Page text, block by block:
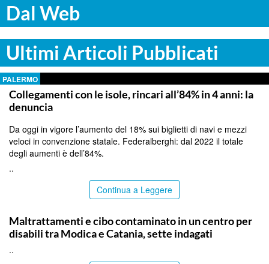
Dal Web
Ultimi Articoli Pubblicati
PALERMO
Collegamenti con le isole, rincari all’84% in 4 anni: la
denuncia
Da oggi in vigore l’aumento del 18% sui biglietti di navi e mezzi
veloci in convenzione statale. Federalberghi: dal 2022 il totale
degli aumenti è dell’84%.
..
Continua a Leggere
Maltrattamenti e cibo contaminato in un centro per
disabili tra Modica e Catania, sette indagati
..